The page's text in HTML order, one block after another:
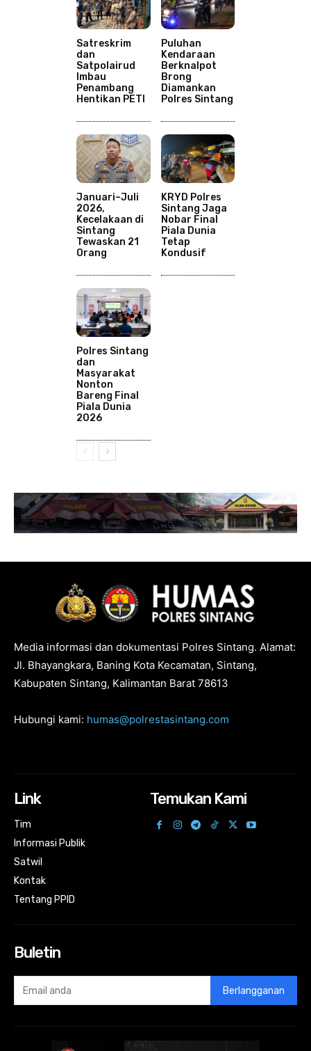
Satreskrim
dan
Satpolairud
Imbau
Penambang
Hentikan PETI
Puluhan
Kendaraan
Berknalpot
Brong
Diamankan
Polres Sintang
Januari–Juli
2026,
Kecelakaan di
Sintang
Tewaskan 21
Orang
KRYD Polres
Sintang Jaga
Nobar Final
Piala Dunia
Tetap
Kondusif
Polres Sintang
dan
Masyarakat
Nonton
Bareng Final
Piala Dunia
2026
Media informasi dan dokumentasi Polres Sintang. Alamat:
Jl. Bhayangkara, Baning Kota Kecamatan, Sintang,
Kabupaten Sintang, Kalimantan Barat 78613
Hubungi kami: humas@polrestasintang.com
Link
Tim
Informasi Publik
Satwil
Kontak
Tentang PPID
Temukan Kami
Buletin
Berlangganan